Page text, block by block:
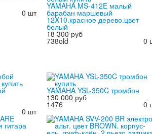
0 шт
YAMAHA MS-412E малый
барабан маршевый
12X10.красное дерево.цвет
белый
18 300 руб
0
738old
0 шт
YAMAHA YSL-350C тромбон
130 000 руб
0
1476